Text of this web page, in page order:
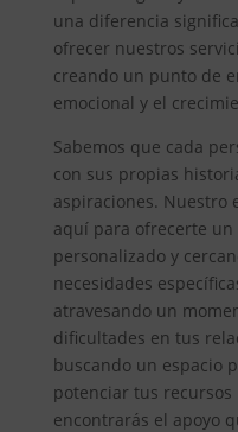
una diferencia
ofrecer nuestros
creando un punto de
emocional y el
Sabemos que cada
con sus propias
aspiraciones. Nuestro
aquí para ofrecerte
personalizado y
necesidades
atravesando un
dificultades en tus
buscando un espacio
potenciar tus recursos
encontrarás el apoyo